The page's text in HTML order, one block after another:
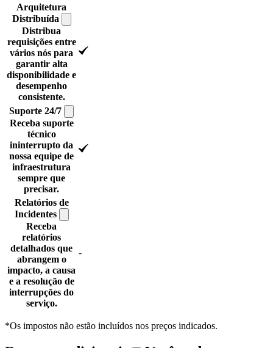
Arquitetura
Distribuída
Distribua
requisições entre
vários nós para
garantir alta
disponibilidade e
desempenho
consistente.
Suporte 24/7
Receba suporte
técnico
ininterrupto da
nossa equipe de
infraestrutura
sempre que
precisar.
Relatórios de
Incidentes
Receba
relatórios
detalhados que
abrangem o
impacto, a causa
e a resolução de
interrupções do
serviço.
-
*Os impostos não estão incluídos nos preços indicados.